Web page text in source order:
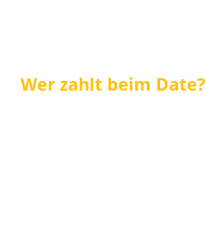
Wer zahlt beim Date?